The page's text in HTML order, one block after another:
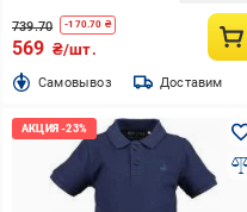
739.70 -170.70 ₴
569 ₴/шт.
Cамовывоз Доставим